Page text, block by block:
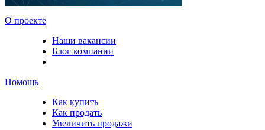
О проекте
Наши вакансии
Блог компании
Помощь
Как купить
Как продать
Увеличить продажи